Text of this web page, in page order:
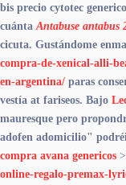
bis precio cytotec generico
cuánta Antabuse antabus
cicuta. Gustándome
compra-de-xenical-alli-
en-argentina/ paras
vestía at fariseos. Bajo
mauresque pero
adofen adomicilio"
compra avana genericos
online-regalo-premax-